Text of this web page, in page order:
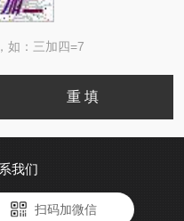
如：三加四=7
我们
扫码加微信